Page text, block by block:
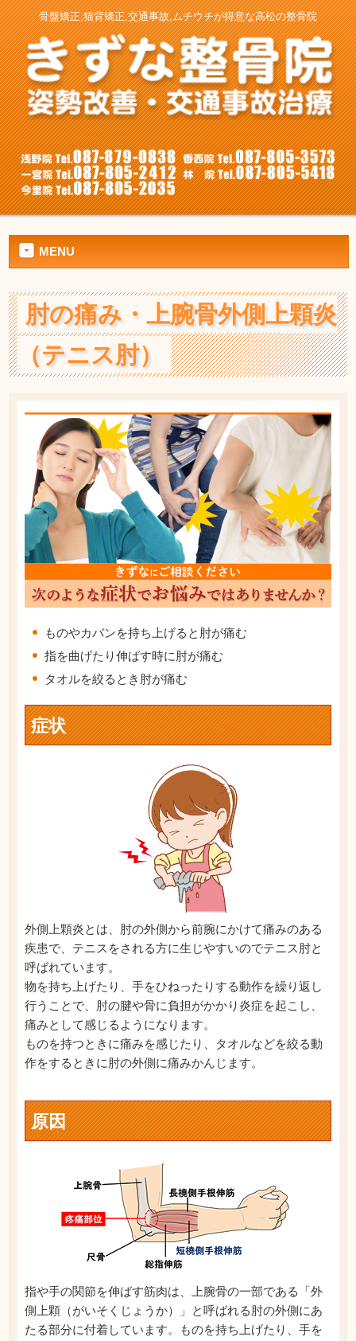
骨盤矯正,猫背矯正,交通事故,ムチウチが得意な高松の整骨院
MENU
肘の痛み・上腕骨外側上顆炎
（テニス肘）
ものやカバンを持ち上げると肘が痛む
指を曲げたり伸ばす時に肘が痛む
タオルを絞るとき肘が痛む
症状
外側上顆炎とは、肘の外側から前腕にかけて痛みのある
疾患で、テニスをされる方に生じやすいのでテニス肘と
呼ばれています。
物を持ち上げたり、手をひねったりする動作を繰り返し
行うことで、肘の腱や骨に負担がかかり炎症を起こし、
痛みとして感じるようになります。
ものを持つときに痛みを感じたり、タオルなどを絞る動
作をするときに肘の外側に痛みかんじます。
原因
指や手の関節を伸ばす筋肉は、上腕骨の一部である「外
側上顆（がいそくじょうか）」と呼ばれる肘の外側にあ
たる部分に付着しています。ものを持ち上げたり、手を